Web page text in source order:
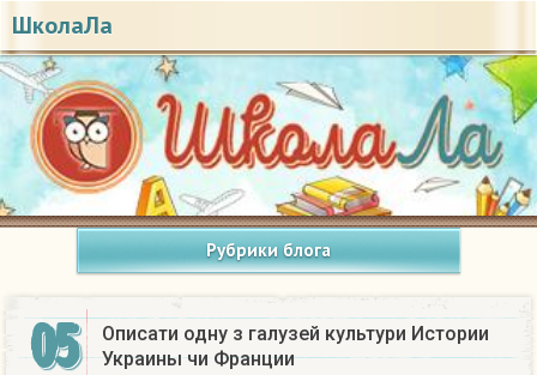
ШколаЛа
Рубрики блога
05
Описати одну з галузей культури Истории
Украины чи Франции